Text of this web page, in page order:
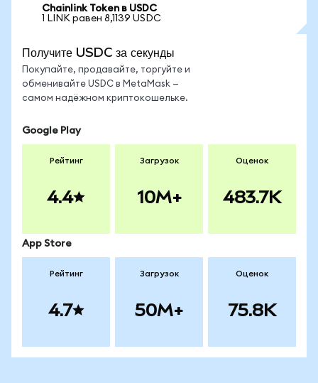
Chainlink Token в USDC
1 LINK равен 8,1139 USDC
Получите USDC за секунды
Покупайте, продавайте, торгуйте и
обменивайте USDC в MetaMask —
самом надёжном криптокошельке.
Google Play
Рейтинг
4.4
Загрузок
10M+
Оценок
483.7K
App Store
Рейтинг
4.7
Загрузок
50M+
Оценок
75.8K